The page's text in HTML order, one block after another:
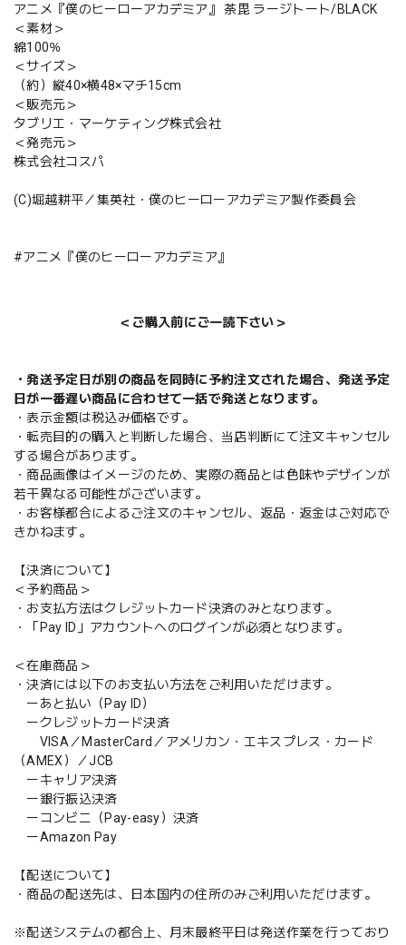
アニメ『僕のヒーローアカデミア』 荼毘 ラージトート/BLACK
＜素材＞
綿100％
＜サイズ＞
（約）縦40×横48×マチ15cm
＜販売元＞
タブリエ・マーケティング株式会社
＜発売元＞
株式会社コスパ
(C)堀越耕平／集英社・僕のヒーローアカデミア製作委員会
#アニメ『僕のヒーローアカデミア』
＜ご購入前にご一読下さい＞
・発送予定日が別の商品を同時に予約注文された場合、発送予定
日が一番遅い商品に合わせて一括で発送となります。
・表示金額は税込み価格です。
・転売目的の購入と判断した場合、当店判断にて注文キャンセル
する場合があります。
・商品画像はイメージのため、実際の商品とは色味やデザインが
若干異なる可能性がございます。
・お客様都合によるご注文のキャンセル、返品・返金はご対応で
きかねます。
【決済について】
＜予約商品＞
・お支払方法はクレジットカード決済のみとなります。
・「Pay ID」アカウントへのログインが必須となります。
＜在庫商品＞
・決済には以下のお支払い方法をご利用いただけます。
ーあと払い（Pay ID）
ークレジットカード決済
VISA／MasterCard／アメリカン・エキスプレス・カード
（AMEX）／JCB
ーキャリア決済
ー銀行振込決済
ーコンビニ（Pay-easy）決済
ーAmazon Pay
【配送について】
・商品の配送先は、日本国内の住所のみご利用いただけます。
※配送システムの都合上、月末最終平日は発送作業を行っており